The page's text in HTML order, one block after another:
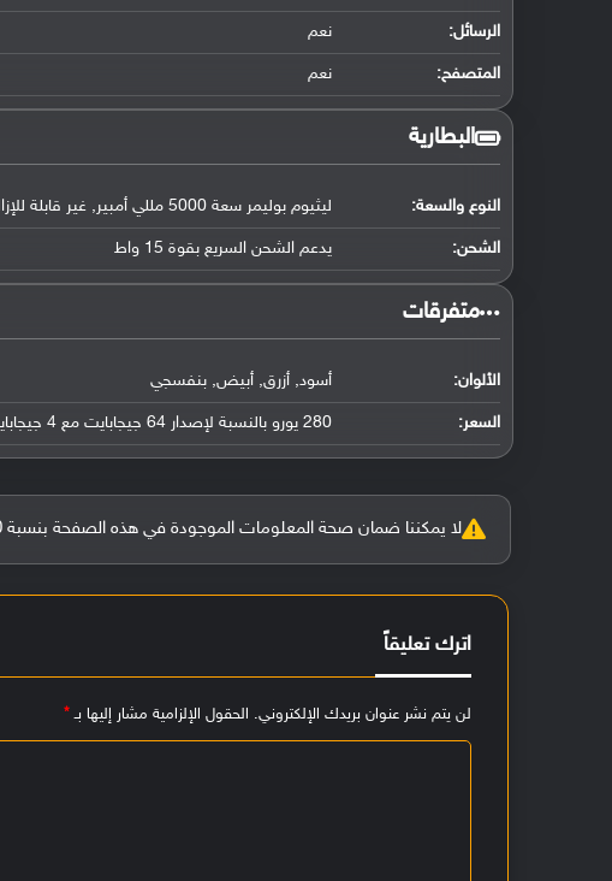
الرسائل: نعم
المتصفح: نعم
البطارية
النوع والسعة: ليثيوم بوليمر سعة 5000 مللي أمبير, غير قابلة للإزالة
الشحن: يدعم الشحن السريع بقوة 15 واط
‏متفرقات‏
الألوان: أسود, أزرق, أبيض, بنفسجي
السعر: 280 يورو بالنسبة لإصدار 64 جيجابايت مع 4 جيجابايت رام و300 يورو بالنسبة لإصدار 128 جيجابايت مع 6 جيجابايت رام
لا يمكننا ضمان صحة المعلومات الموجودة في هذه الصفحة بنسبة 100%، وفي حالة وجود خطأ يُرجى
اترك تعليقاً
لن يتم نشر عنوان بريدك الإلكتروني. الحقول الإلزامية مشار إليها بـ*